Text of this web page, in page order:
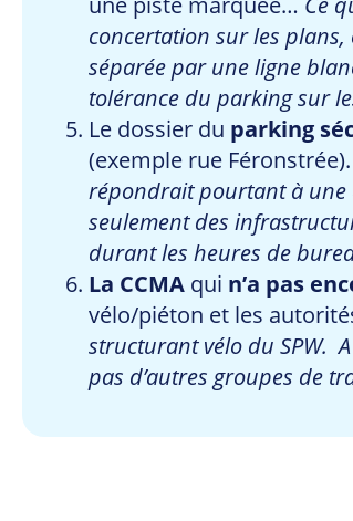
concertation sur les
séparée par une ligne
tolérance du parking sur
Le dossier du parking
(exemple rue Féronstrée).
répondrait pourtant à une
seulement des
durant les heures de
La CCMA qui n’a pas
vélo/piéton et les
structurant vélo du SPW.
pas d’autres groupes de